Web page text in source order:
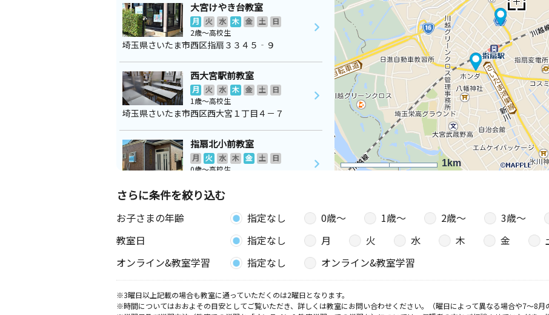
1km
大宮けやき台教室
月 火 水 木 金 土
日
2歳～高校生
埼玉県さいたま市西区指扇３３４５‐９
西大宮駅前教室
月 火 水 木 金 土
日
1歳～高校生
埼玉県さいたま市西区西大宮１丁目４－７
指扇北小前教室
月 火 水 木 金 土
日
0歳～高校生
大宮プラザ教室
木 金 土 日
2歳～高校生
埼玉県さいたま市西区プラザ大宮プラザ自治会館
２Ｆ
指扇道下教室
月 火 水 木 金 土
日
さらに条件を絞り込む
お子さまの年齢 指定なし 0歳〜 1歳〜 2歳〜 3歳〜
教室日
指定なし 月 火 水 木 金
オンライン&教室学習
指定なし オンライン&教室学習
※3曜日以上記載の場合も教室に通っていただくのは2曜日となります。
※時間についてはおおよその目安としてご覧いただき、詳しくは教室にお問い合わせください。（曜日によって異なる場合や7～8月